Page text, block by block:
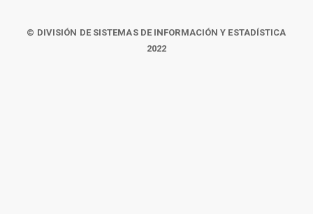
© DIVISIÓN DE SISTEMAS DE INFORMACIÓN Y ESTADÍSTICA
2022